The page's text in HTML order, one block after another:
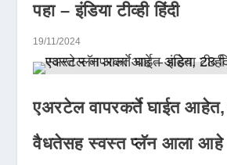
पहा – इंडिया टीव्ही हिंदी
19/11/2024
एअरटेल वापरकर्ते घाईत आहेत,
वैधतेसह स्वस्त प्लॅन आला आहे –